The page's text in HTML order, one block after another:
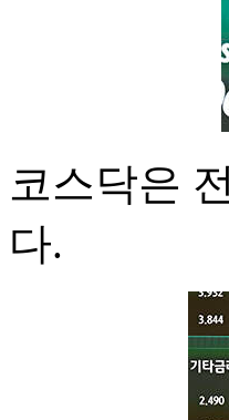
코스닥은
다.